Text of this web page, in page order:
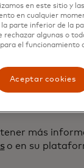
y
en la
dice
mueve en la
más
o en su
en este sitio y
en cualquier
la parte inferior de la
rechazar algunas o
el funcionamiento
Aceptar cookies